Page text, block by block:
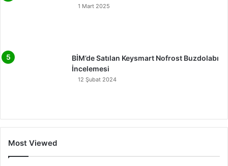
1 Mart 2025
BİM’de Satılan Keysmart Nofrost Buzdolabı
İncelemesi
12 Şubat 2024
Most Viewed